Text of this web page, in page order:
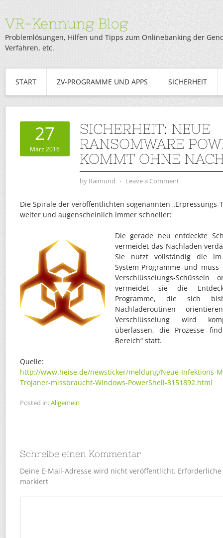
VR-Kennung Blog
Problemlösungen, Hilfen und Tipps zum Onlinebanking der
Verfahren, etc.
START ZV-PROGRAMME UND APPS SICHERHEIT
27
März 2016
SICHERHEIT: NEUE
RANSOMWARE
KOMMT OHNE
by Raimund ⋅ Leave a Comment
Die Spirale der veröffentlichten sogenannten „Erpressungs-
weiter und augenscheinlich immer schneller:
Die gerade neu entdeckte
vermeidet das Nachladen
Sie nutzt vollständig die im
System-Programme und
Verschlüsselungs-
vermeidet sie die
Programme, die sich
Nachladeroutinen
Verschlüsselung wird
überlassen, die Prozesse
Bereich“ statt.
Quelle:
http://www.heise.de/newsticker/meldung/Neue-Infektions-
Trojaner-missbraucht-Windows-PowerShell-3151892.html
Posted in:Allgemein
Schreibe einen Kommentar
Deine E-Mail-Adresse wird nicht veröffentlicht.
markiert